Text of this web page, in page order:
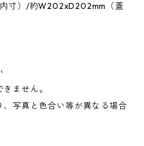
寸）/約W202xD202mm（蓋
ません。
、写真と色合い等が異なる場合